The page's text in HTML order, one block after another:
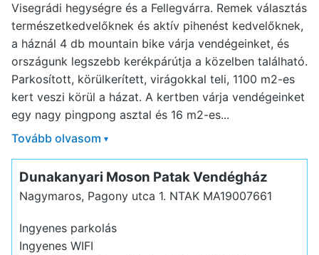
Visegrádi hegységre és a Fellegvárra. Remek választás
természetkedvelőknek és aktív pihenést kedvelőknek,
a háznál 4 db mountain bike várja vendégeinket, és
országunk legszebb kerékpárútja a közelben található.
Parkosított, körülkerített, virágokkal teli, 1100 m2-es
kert veszi körül a házat. A kertben várja vendégeinket
egy nagy pingpong asztal és 16 m2-es...
Tovább olvasom ▾
Dunakanyari Moson Patak Vendégház
Nagymaros, Pagony utca 1. NTAK MA19007661
Ingyenes parkolás
Ingyenes WIFI